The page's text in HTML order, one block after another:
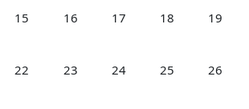
13 octubre
martes, 14 octubre
Sin eventos, miércoles, 15 octubre
15 Sin eventos, jueves, 16 octubre
16 Sin eventos, viernes, 17
17 Sin eventos,
18 Sin
19
20 octubre
martes, 21 octubre
Sin eventos, miércoles, 22 octubre
22 Sin eventos, jueves, 23 octubre
23 Sin eventos, viernes, 24
24 Sin eventos,
25 Sin
26